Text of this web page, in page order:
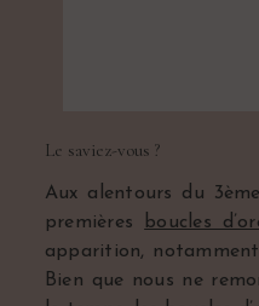
Le saviez-vous ?
Aux alentours du
premières
boucles
apparition,
Bien que nous ne